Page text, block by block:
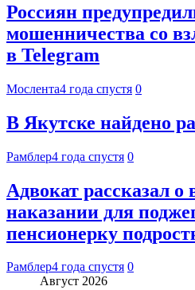
Россиян
мошенничества со
в Telegram
Мослента4 года спустя 0
В Якутске найдено
Рамблер4 года спустя 0
Адвокат рассказал о
наказании для
пенсионерку
Рамблер4 года спустя 0
Август 2026